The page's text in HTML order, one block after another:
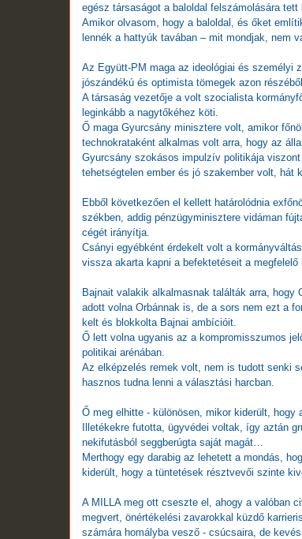
egész társaságot a baloldal felszámolására
Amikor olvasom, hogy a baloldal, és őket
lennék a hattyúk tavában – mit mondjak, nem
Az Együtt-PM maga az ideológiai és személyi
jószándékú és optimista tömegek azon
A társaság vezetője a volt szocialista
leginkább a nagytőkéhez köti.
Ő maga Gyurcsány minisztere volt, amikor
technokrataként alkalmas volt arra, hogy az
Gyurcsány szokásos impulzív politikája
tehetségtelen ember és jó szakember volt, hát
Ebből következően el kellett határolódnia
székben, addig pénzügyminisztere vidáman
cégét irányítja.
Csányi egyébként érdekelt volt a
vissza akarta kapni a befektetéseit a
Bajnait valakik alkalmasnak találták arra,
adott volna Orbánnak is, de a sors nem ezt a
kelt és blokkolta Bajnai ambícióit.
Ő lett volna ugyanis az a kompromisszumos
politikai arénában.
Az elképzelés remek volt, nem is tudott senki
hasznos tudna lenni a választási harcban.
Ő meg elhitte - különösen, mikor kiderült, hogy
Illetékekre futotta, ügyvédei voltak, így aztán
nekifutásból seggberúgta saját magát…
Merthogy egy darabig az lehetett a mondás,
kiderült, hogy a tüntetések résztvevői szinte
A MILLA meg ott cseszte el, ahogy a valóban
megvert, önértékelési zavarokkal küzdő
számára homályba vesző - csúcsaira, de